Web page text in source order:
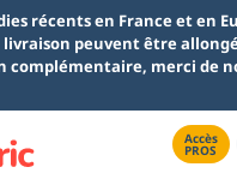
récents en France et en
peuvent être
merci de
Accès
PROS